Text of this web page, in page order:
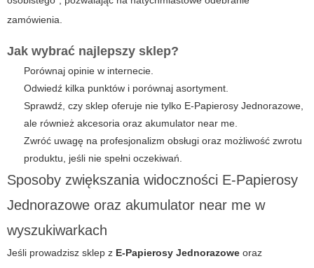
zamówienia.
Jak wybrać najlepszy sklep?
Porównaj opinie w internecie.
Odwiedź kilka punktów i porównaj asortyment.
Sprawdź, czy sklep oferuje nie tylko E-Papierosy Jednorazowe
ale również akcesoria oraz akumulator near me
Zwróć uwagę na profesjonalizm obsługi oraz możliwość zwrotu
produktu, jeśli nie spełni oczekiwań.
Sposoby zwiększania widoczności E-Papierosy
Jednorazowe oraz akumulator near me w
wyszukiwarkach
Jeśli prowadzisz sklep z E-Papierosy Jednorazowe oraz